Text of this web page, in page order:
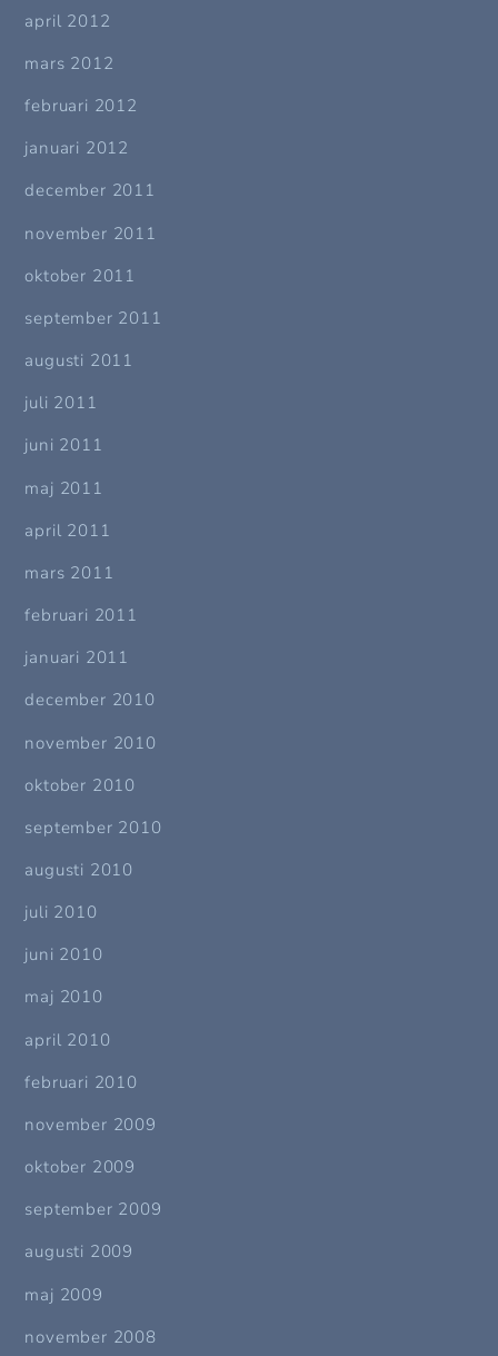
april 2012
mars 2012
februari 2012
januari 2012
december 2011
november 2011
oktober 2011
september 2011
augusti 2011
juli 2011
juni 2011
maj 2011
april 2011
mars 2011
februari 2011
januari 2011
december 2010
november 2010
oktober 2010
september 2010
augusti 2010
juli 2010
juni 2010
maj 2010
april 2010
februari 2010
november 2009
oktober 2009
september 2009
augusti 2009
maj 2009
november 2008